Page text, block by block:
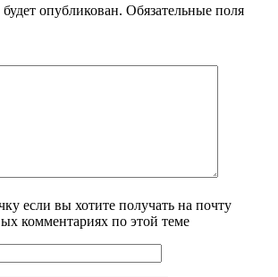
опубликован. Обязательные поля
если вы хотите получать на почту
комментариях по этой теме